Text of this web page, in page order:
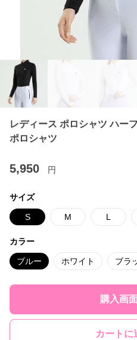
レディース ポロシャツ ハー
ポロシャツ
5,950 円
サイズ
S M L
カラー
ブルー ホワイト ブラ
購入画
カートに